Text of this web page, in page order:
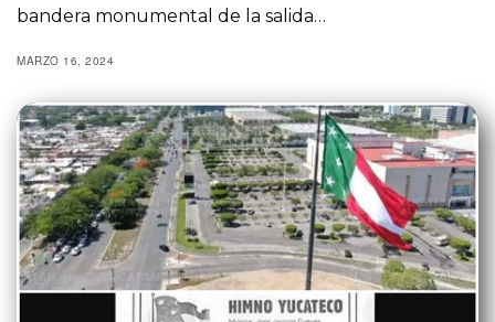
bandera monumental de la salida…
MARZO 16, 2024